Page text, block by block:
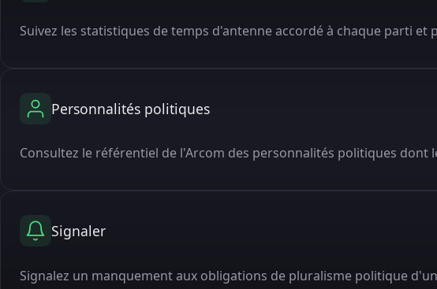
Suivez les statistiques de temps d'antenne accordé à chaque parti
Personnalités politiques
Consultez le référentiel de l'Arcom des personnalités politiques dont
Signaler
Signalez un manquement aux obligations de pluralisme politique